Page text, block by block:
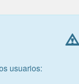
usuarios: